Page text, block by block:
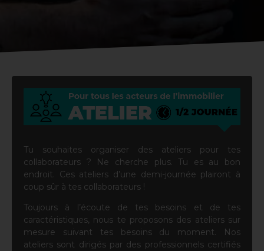
Tu souhaites organiser des ateliers pour tes
collaborateurs ? Ne cherche plus. Tu es au bon
endroit. Ces ateliers d’une demi-journée plairont à
coup sûr à tes collaborateurs !
Toujours à l’écoute de tes besoins et de tes
caractéristiques, nous te proposons des ateliers sur
mesure suivant tes besoins du moment. Nos
ateliers sont dirigés par des professionnels certifiés